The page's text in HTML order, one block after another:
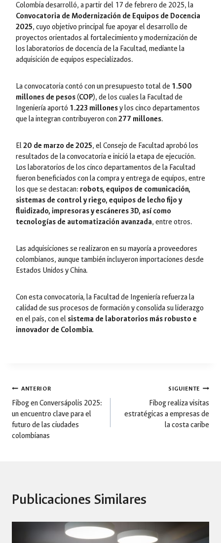
Colombia desarrolló, a partir del 17 de febrero de 2025, la
Convocatoria de Modernización de Equipos de Docencia
2025, cuyo objetivo principal fue apoyar el desarrollo de
proyectos orientados al fortalecimiento y modernización de
los laboratorios de docencia de la Facultad, mediante la
adquisición de equipos especializados.
La convocatoria contó con un presupuesto total de 1.500
millones de pesos (COP), de los cuales la Facultad de
Ingeniería aportó 1.223 millonesy los cinco departamentos
que la integran contribuyeron con 277 millones.
El20 de marzo de 2025, el Consejo de Facultad aprobó los
resultados de la convocatoria e inició la etapa de ejecución.
Los laboratorios de los cinco departamentos de la Facultad
fueron beneficiados con la compra y entrega de equipos, entre
los que se destacan: robots, equipos de comunicación,
sistemas de control y riego, equipos de lecho fijo y
fluidizado, impresoras y escáneres 3D, así como
tecnologías de automatización avanzada, entre otros.
Las adquisiciones se realizaron en su mayoría a proveedores
colombianos, aunque también incluyeron importaciones desde
Estados Unidos y China.
Con esta convocatoria, la Facultad de Ingeniería refuerza la
calidad de sus procesos de formación y consolida su liderazgo
en el país, con el sistema de laboratorios más robusto e
innovador de Colombia.
Navegación
de
ANTERIOR
Fibog en Conversápolis 2025:
un encuentro clave para el
futuro de las ciudades
colombianas
SIGUIENTE
Fibog realiza visitas
estratégicas a empresas de
la costa caribe
Publicaciones Similares